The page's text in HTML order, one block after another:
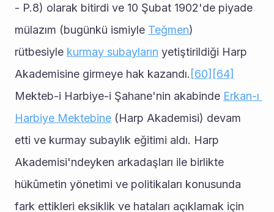
- P.8) olarak bitirdi ve 10 Şubat 1902'de piyade
mülazım (bugünkü ismiyle Teğmen)
rütbesiyle kurmay subayların yetiştirildiği Harp
Akademisine girmeye hak kazandı. [60] [64]
Mekteb-i Harbiye-i Şahane'nin akabinde Erkan-ı
Harbiye Mektebine (Harp Akademisi) devam
etti ve kurmay subaylık eğitimi aldı. Harp
Akademisi'ndeyken arkadaşları ile birlikte
hükûmetin yönetimi ve politikaları konusunda
fark ettikleri eksiklik ve hataları açıklamak için